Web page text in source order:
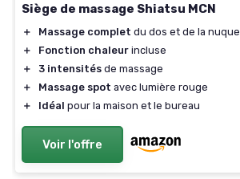
Siège de massage Shiatsu MCN
＋ Massage complet du dos et de la nuque
＋
Fonction chaleur incluse
＋
3 intensités de massage
＋
Massage spot avec lumière rouge
＋
Idéal pour la maison et le bureau
Voir l'offre